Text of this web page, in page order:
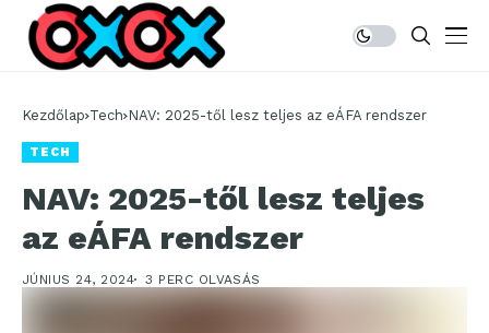
Kezdőlap Tech NAV: 2025-től lesz teljes az eÁFA rendszer
TECH
NAV: 2025-től lesz teljes
az eÁFA rendszer
JÚNIUS 24, 2024 3 PERC OLVASÁS